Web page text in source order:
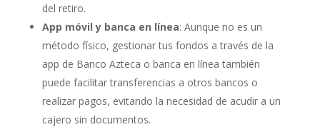
del retiro.
App móvil y banca en línea: Aunque no es un
método físico, gestionar tus fondos a través de la
app de Banco Azteca o banca en línea también
puede facilitar transferencias a otros bancos o
realizar pagos, evitando la necesidad de acudir a un
cajero sin documentos.